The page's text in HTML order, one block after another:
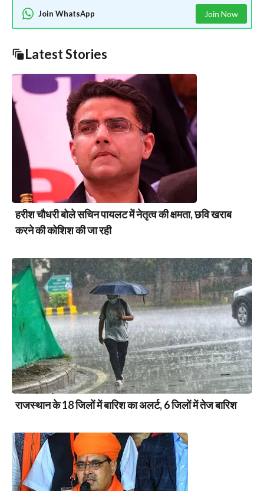
Join WhatsApp Join Now
Latest Stories
हरीश चौधरी बोले सचिन पायलट में नेतृत्व की क्षमता, छवि खराब
करने की कोशिश की जा रही
राजस्थान के 18 जिलों में बारिश का अलर्ट, 6 जिलों में तेज बारिश